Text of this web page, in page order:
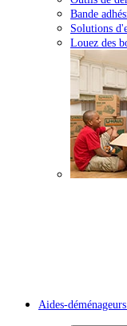
Bande
Solutions
Louez des
Aides-déménageurs